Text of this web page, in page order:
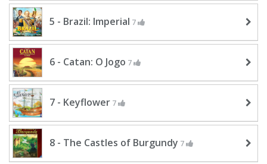
5 - Brazil: Imperial 7
6 - Catan: O Jogo 7
7 - Keyflower 7
8 - The Castles of Burgundy 7